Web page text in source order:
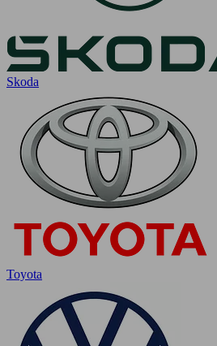
Skoda
Toyota